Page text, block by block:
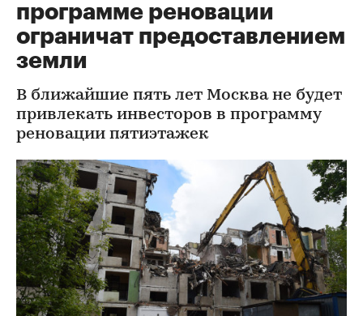
программе реновации
ограничат предоставлением
земли
В ближайшие пять лет Москва не будет
привлекать инвесторов в программу
реновации пятиэтажек